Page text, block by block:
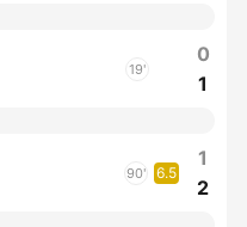
19'
0
1
90' 6.5
1
2